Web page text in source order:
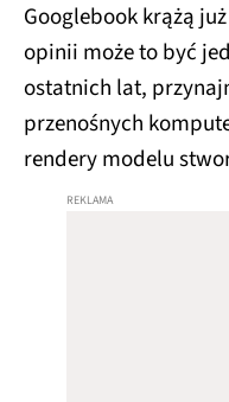
Googlebook krążą
opinii może to być
ostatnich lat,
przenośnych
rendery modelu